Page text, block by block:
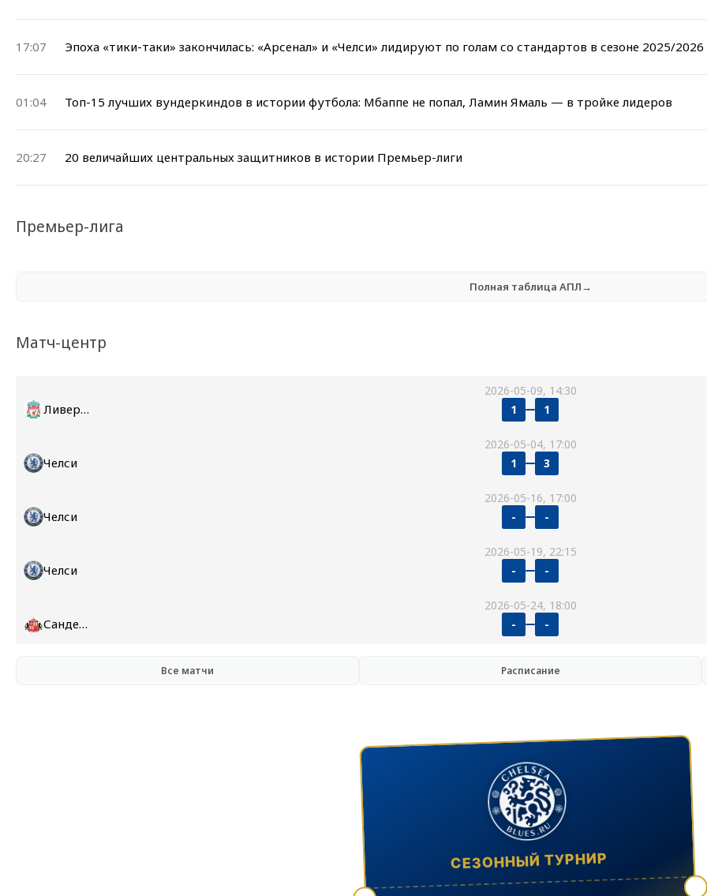
17:07 Эпоха «тики-таки» закончилась: «Арсенал» и «Челси» лидируют по голам со стандартов в сезоне 2025/2026
01:04 Топ-15 лучших вундеркиндов в истории футбола: Мбаппе не попал, Ламин Ямаль — в тройке лидеров
20:27 20 величайших центральных защитников в истории Премьер-лиги
Премьер-лига
Полная таблица АПЛ→
Матч-центр
2026-05-09, 14:30
Ливерпуль 1 1
2026-05-04, 17:00
Челси 1 3
2026-05-16, 17:00
Челси - -
2026-05-19, 22:15
Челси - -
2026-05-24, 18:00
Сандерленд - -
Все матчи Расписание
СЕЗОННЫЙ ТУРНИР